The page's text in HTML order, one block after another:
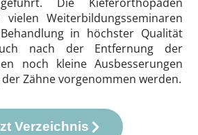
Weiterbildungsseminaren
in höchster Qualität
nach der Entfernung der
noch kleine Ausbesserungen
Zähne vorgenommen werden.
Verzeichnis